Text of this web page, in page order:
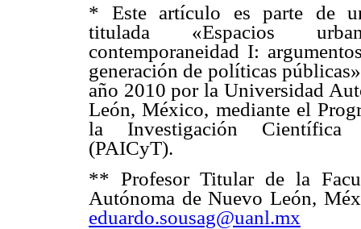
* Este artículo es parte de
titulada «Espacios
contemporaneidad I:
generación de políticas
año 2010 por la Universidad
León, México, mediante el
la Investigación Científica
(PAICyT).
** Profesor Titular de la
Autónoma de Nuevo León,
eduardo.sousag@uanl.mx